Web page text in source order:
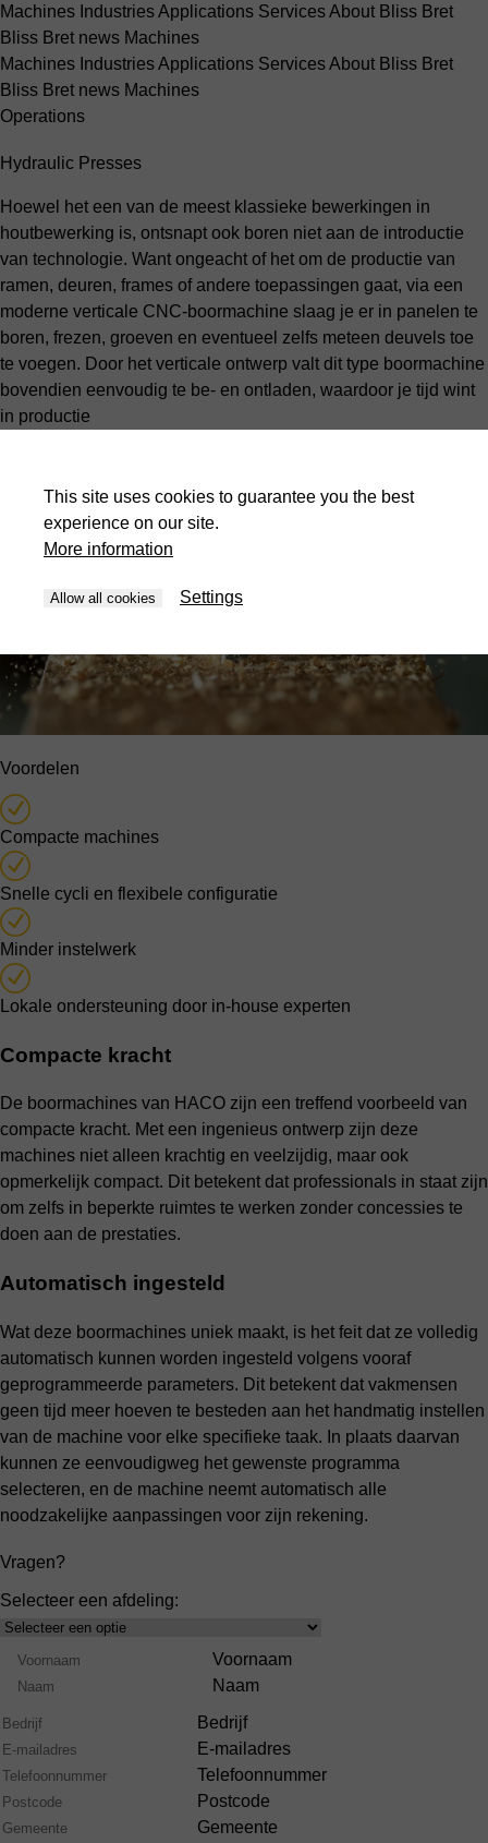
Machines IndustriesApplications ServicesAbout Bliss Bret
Bliss Bret news Machines
Machines IndustriesApplications ServicesAbout Bliss Bret
Bliss Bret news Machines
Operations
Hydraulic Presses
Hoewel het een van de meest klassieke bewerkingen in
houtbewerking is, ontsnapt ook boren niet aan de introductie
van technologie. Want ongeacht of het om de productie van
ramen, deuren, frames of andere toepassingen gaat, via een
moderne verticale CNC-boormachine slaag je er in panelen te
boren, frezen, groeven en eventueel zelfs meteen deuvels toe
te voegen. Door het verticale ontwerp valt dit type boormachine
bovendien eenvoudig te be- en ontladen, waardoor je tijd wint
in productie
Voordelen
Compacte machines
Snelle cycli en flexibele configuratie
Minder instelwerk
Lokale ondersteuning door in-house experten
Compacte kracht
De boormachines van HACO zijn een treffend voorbeeld van
compacte kracht. Met een ingenieus ontwerp zijn deze
machines niet alleen krachtig en veelzijdig, maar ook
opmerkelijk compact. Dit betekent dat professionals in staat zijn
om zelfs in beperkte ruimtes te werken zonder concessies te
doen aan de prestaties.
Automatisch ingesteld
Wat deze boormachines uniek maakt, is het feit dat ze volledig
automatisch kunnen worden ingesteld volgens vooraf
geprogrammeerde parameters. Dit betekent dat vakmensen
geen tijd meer hoeven te besteden aan het handmatig instellen
van de machine voor elke specifieke taak. In plaats daarvan
kunnen ze eenvoudigweg het gewenste programma
selecteren, en de machine neemt automatisch alle
noodzakelijke aanpassingen voor zijn rekening.
Vragen?
Selecteer een afdeling:
Select
Product
Range
Naam
Voornaam
Naam
Bedrijf
E-mailadres
Telefoonnummer
Postcode
Gemeente
This site uses cookies to guarantee you the best
experience on our site.
More information
Allow all cookies Settings